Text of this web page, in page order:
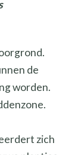
de
worden.
zich